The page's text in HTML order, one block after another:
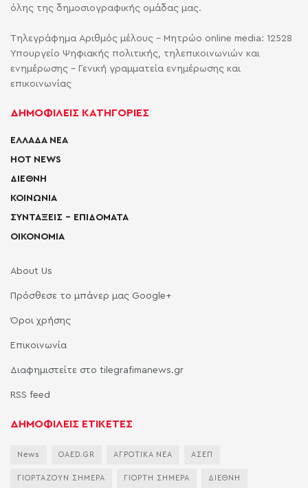
όλης της δημοσιογραφικής ομάδας μας.
Τηλεγράφημα Αριθμός μέλους - Μητρώο online media: 12528
Υπουργείο Ψηφιακής πολιτικής, τηλεπικοινωνιών και
ενημέρωσης - Γενική γραμματεία ενημέρωσης και
επικοινωνίας
ΔΗΜΟΦΙΛΕΙΣ ΚΑΤΗΓΟΡΙΕΣ
ΕΛΛΑΔΑ ΝΕΑ
HOT NEWS
ΔΙΕΘΝΗ
ΚΟΙΝΩΝΙΑ
ΣΥΝΤΑΞΕΙΣ – ΕΠΙΔΟΜΑΤΑ
ΟΙΚΟΝΟΜΙΑ
About Us
Πρόσθεσε το μπάνερ μας Google+
Όροι χρήσης
Επικοινωνία
Διαφημιστείτε στο tilegrafimanews.gr
RSS feed
ΔΗΜΟΦΙΛΕΙΣ ΕΤΙΚΕΤΕΣ
News OAED.GR ΑΓΡΟΤΙΚΑ ΝΕΑ ΑΣΕΠ
ΓΙΟΡΤΑΖΟΥΝ ΣΗΜΕΡΑ ΓΙΟΡΤΗ ΣΗΜΕΡΑ ΔΙΕΘΝΗ